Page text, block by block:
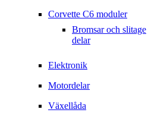
Corvette C6 moduler
Bromsar och slitage
delar
Elektronik
Motordelar
Växellåda